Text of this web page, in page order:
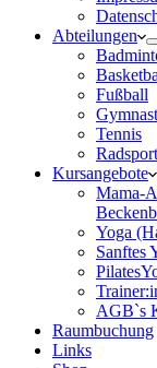
Abteilungen
Fußball
Tennis
Radsport
Kursangebote
Mama-
Yoga
Sanftes
AGB`s
Raumbuchung
Links